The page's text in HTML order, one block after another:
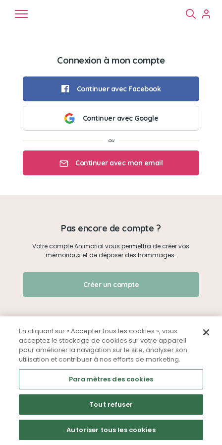
Chats
Créer un mémorial
Qui sommes-nous ?
Nous contacter
Partager sur Facebook
Connexion à mon compte
Continuer avec Facebook
Continuer avec Google
Continuer avec mon email
Je me connecte
Pas encore de compte ?
Votre compte Animorial vous permettra de créer vos
mémoriaux et de déposer des hommages.
Créer un compte
Mentions légales CGU Politique de confidentialité
En cliquant sur « Accepter tous les cookies », vous
acceptez le stockage de cookies sur votre appareil
pour améliorer la navigation sur le site, analyser son
utilisation et contribuer à nos efforts de marketing.
Paramètres des cookies
Tout refuser
Autoriser tous les cookies